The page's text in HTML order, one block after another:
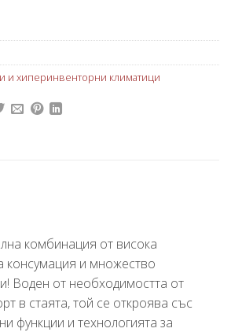
и хиперинвенторни климатици
комбинация от висока
консумация и множество
Воден от необходимостта от
в стаята, той се откроява със
функции и технологията за